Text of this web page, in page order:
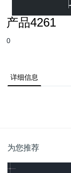
产品4261
0
详细信息
为您推荐